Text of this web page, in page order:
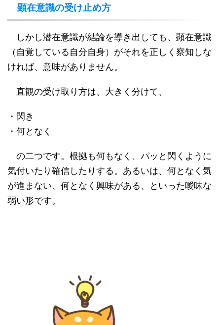
顕在意識の受け止め方
しかし潜在意識が結論を導き出しても、顕在意識
（自覚している自分自身）がそれを正しく察知しな
ければ、意味がありません。
直観の受け取り方は、大きく分けて、
・閃き
・何となく
の二つです。根拠も何もなく、パッと閃くように
気付いたり確信したりする。あるいは、何となく気
が進まない、何となく興味がある、といった曖昧な
弱い形です。